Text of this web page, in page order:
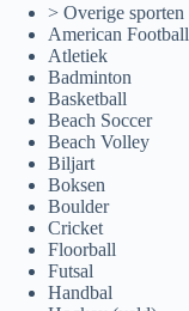
> Overige sporten
American Football
Atletiek
Badminton
Basketball
Beach Soccer
Beach Volley
Biljart
Boksen
Boulder
Cricket
Floorball
Futsal
Handbal